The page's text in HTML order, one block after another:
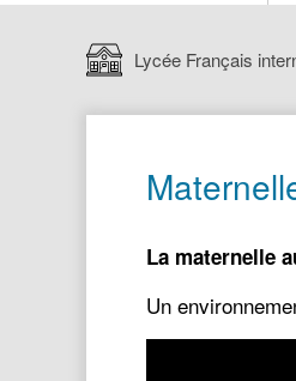
Lycée Français
La maternelle
Un